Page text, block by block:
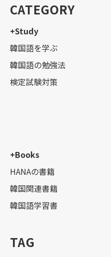
CATEGORY
+Study
韓国語を学ぶ
韓国語の勉強法
検定試験対策
+Books
HANAの書籍
韓国関連書籍
韓国語学習書
TAG